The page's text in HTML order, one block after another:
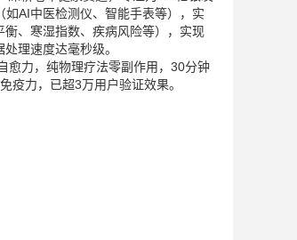
AI中医检测仪、智能手表等），实
、寒湿指数、疾病风险等），实现
处理速度达毫秒级。
愈力，纯物理疗法零副作用，30分钟
疫力，已超3万用户验证效果。